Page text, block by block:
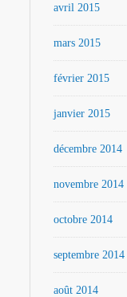
avril 2015
mars 2015
février 2015
janvier 2015
décembre 2014
novembre 2014
octobre 2014
septembre 2014
août 2014